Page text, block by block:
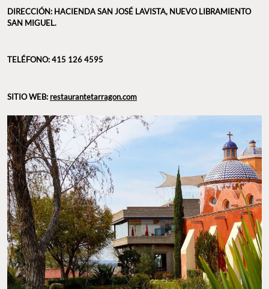
DIRECCIÓN: HACIENDA SAN JOSÉ LAVISTA,
SITIO WEB:restaurantetarragon.com